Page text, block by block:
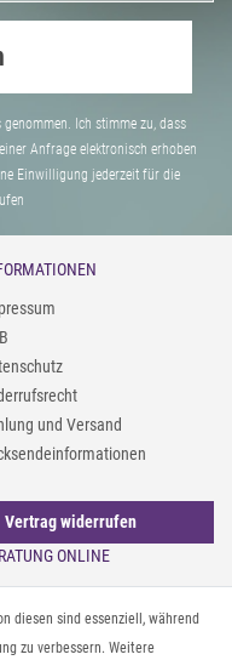
Ich stimme zu, dass
Anfrage elektronisch erhoben
Einwilligung jederzeit für die
und Versand
Vertrag widerrufen
ONLINE
messen & kürzen
& UV-Schutz
diesen sind essenziell, während
zu verbessern. Weitere